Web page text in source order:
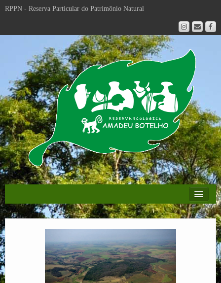
RPPN - Reserva Particular do Patrimônio Natural
Educação Ambiental
Plano de Manejo
Ecoturismo